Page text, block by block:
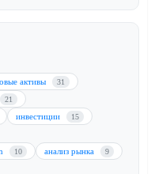
активы 31
21
инвестиции 15
10 анализ рынка 9